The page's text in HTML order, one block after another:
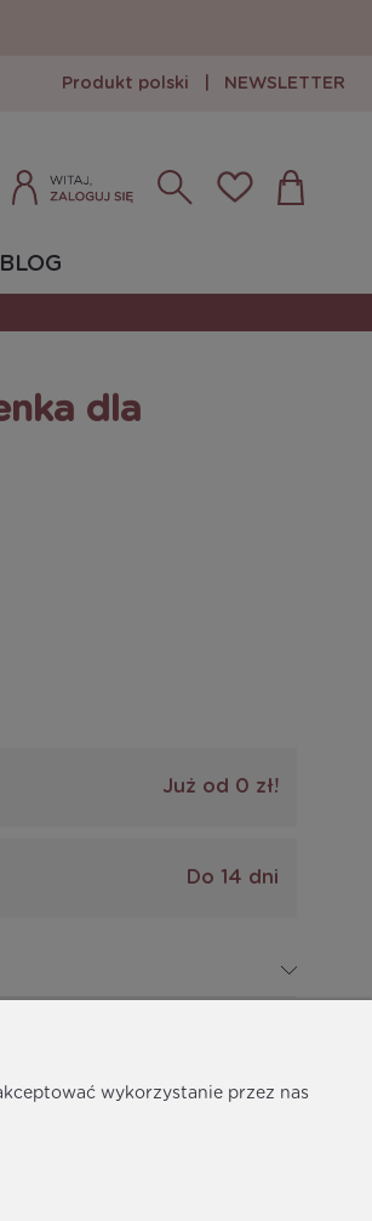
Produkt polski NEWSLETTER
BLOG
dla
Już od 0 zł!
Do 14 dni
że każda księżniczka
wykorzystanie przez nas